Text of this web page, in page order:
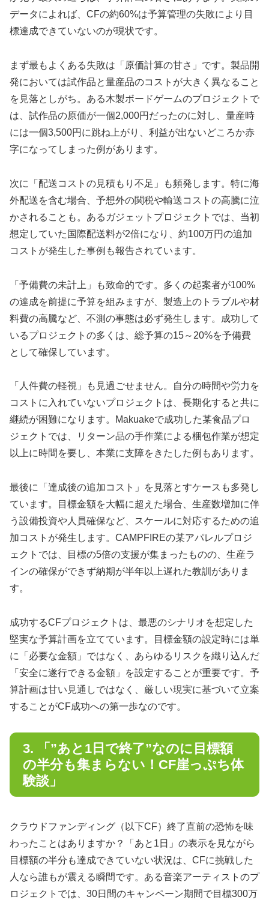
データによれば、CFの約60%は予算管理の失敗により目
標達成できていないのが現状です。
まず最もよくある失敗は「原価計算の甘さ」です。製品開
発においては試作品と量産品のコストが大きく異なること
を見落としがち。ある木製ボードゲームのプロジェクトで
は、試作品の原価が一個2,000円だったのに対し、量産時
には一個3,500円に跳ね上がり、利益が出ないどころか赤
字になってしまった例があります。
次に「配送コストの見積もり不足」も頻発します。特に海
外配送を含む場合、予想外の関税や輸送コストの高騰に泣
かされることも。あるガジェットプロジェクトでは、当初
想定していた国際配送料が2倍になり、約100万円の追加
コストが発生した事例も報告されています。
「予備費の未計上」も致命的です。多くの起案者が100%
の達成を前提に予算を組みますが、製造上のトラブルや材
料費の高騰など、不測の事態は必ず発生します。成功して
いるプロジェクトの多くは、総予算の15～20%を予備費
として確保しています。
「人件費の軽視」も見過ごせません。自分の時間や労力を
コストに入れていないプロジェクトは、長期化すると共に
継続が困難になります。Makuakeで成功した某食品プロ
ジェクトでは、リターン品の手作業による梱包作業が想定
以上に時間を要し、本業に支障をきたした例もあります。
最後に「達成後の追加コスト」を見落とすケースも多発し
ています。目標金額を大幅に超えた場合、生産数増加に伴
う設備投資や人員確保など、スケールに対応するための追
加コストが発生します。CAMPFIREの某アパレルプロジ
ェクトでは、目標の5倍の支援が集まったものの、生産ラ
インの確保ができず納期が半年以上遅れた教訓がありま
す。
成功するCFプロジェクトは、最悪のシナリオを想定した
堅実な予算計画を立てています。目標金額の設定時には単
に「必要な金額」ではなく、あらゆるリスクを織り込んだ
「安全に遂行できる金額」を設定することが重要です。予
算計画は甘い見通しではなく、厳しい現実に基づいて立案
することがCF成功への第一歩なのです。
3. 「”あと1日で終了”なのに目標額
の半分も集まらない！CF崖っぷち体
験談」
クラウドファンディング（以下CF）終了直前の恐怖を味
わったことはありますか？「あと1日」の表示を見ながら
目標額の半分も達成できていない状況は、CFに挑戦した
人なら誰もが震える瞬間です。ある音楽アーティストのプ
ロジェクトでは、30日間のキャンペーン期間で目標300万